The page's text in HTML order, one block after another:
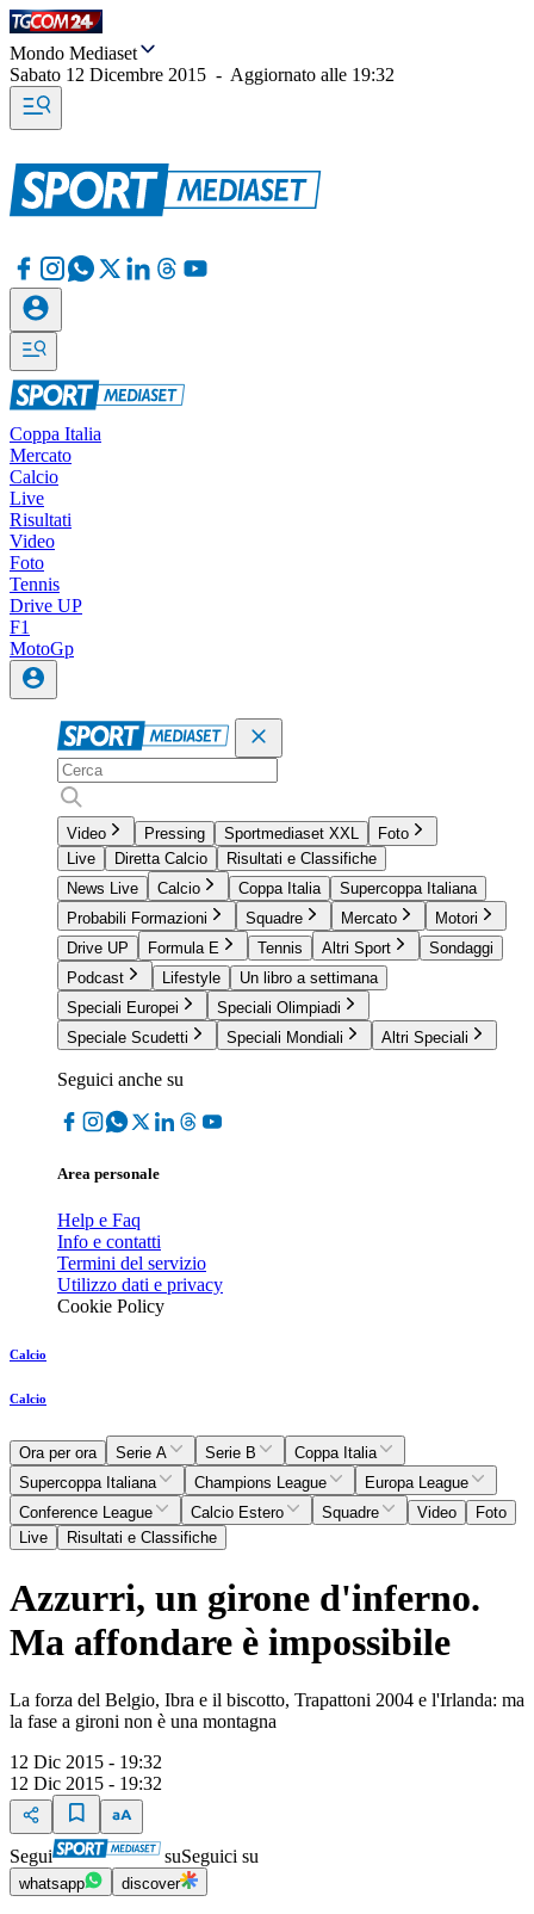
Mondo Mediaset
Sabato 12 Dicembre 2015 - Aggiornato alle 19:32
Coppa Italia
Mercato
Calcio
Live
Risultati
Video
Foto
Tennis
Drive UP
F1
MotoGp
Video Pressing Sportmediaset XXL
Foto
Live
Diretta Calcio
Risultati e Classifiche
News Live
Calcio Coppa Italia
Supercoppa Italiana
Probabili Formazioni
Squadre Mercato
Motori
Drive UP
Formula E Tennis Altri Sport
Sondaggi
Podcast
Lifestyle
Un libro a settimana
Speciali Europei
Speciali Olimpiadi
Speciale Scudetti
Speciali Mondiali Altri Speciali
Seguici anche su
Area personale
Help e Faq
Info e contatti
Termini del servizio
Utilizzo dati e privacy
Cookie Policy
Calcio
Calcio
Ora per ora Serie A Serie B
Coppa Italia
Supercoppa Italiana
Champions League
Europa League
Conference League
Calcio Estero Squadre Video
Foto
Live
Risultati e Classifiche
Azzurri, un girone d'inferno.
Ma affondare è impossibile
La forza del Belgio, Ibra e il biscotto, Trapattoni 2004 e l'Irlanda: ma
la fase a gironi non è una montagna
12 Dic 2015 - 19:32
12 Dic 2015 - 19:32
Segui suSeguici su
whatsapp discover